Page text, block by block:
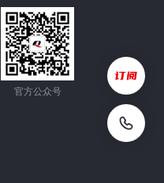
官方公众号